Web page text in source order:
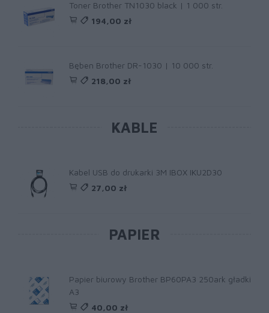
Toner Brother TN1030 black | 1 000 str.
194,00 zł
Bęben Brother DR-1030 | 10 000 str.
218,00 zł
KABLE
Kabel USB do drukarki 3M IBOX IKU2D30
27,00 zł
PAPIER
Papier biurowy Brother BP60PA3 250ark gładki
A3
40,00 zł